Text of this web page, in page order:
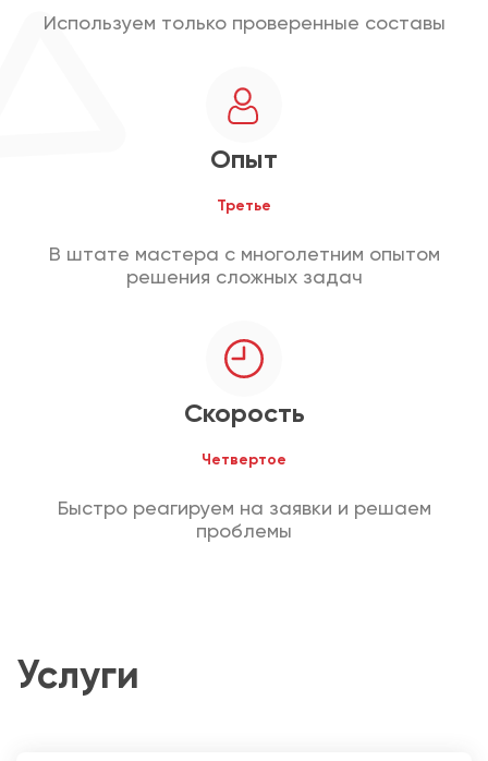
Используем только проверенные составы
Опыт
Третье
В штате мастера с многолетним опытом
решения сложных задач
Скорость
Четвертое
Быстро реагируем на заявки и решаем
проблемы
Услуги